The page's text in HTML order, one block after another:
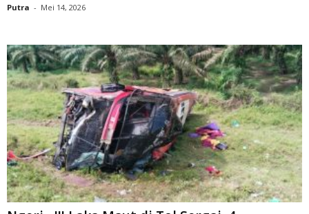
Putra - Mei 14, 2026